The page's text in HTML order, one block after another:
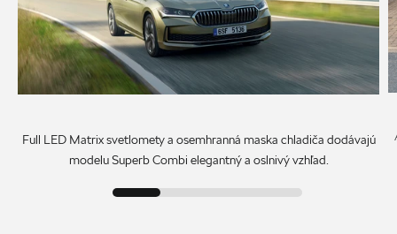
Full LED Matrix svetlomety a osemhranná maska chladiča dodávajú
modelu Superb Combi elegantný a oslnivý vzhľad.